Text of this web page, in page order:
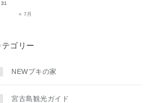
« 7月
31
テゴリー
NEWプキの家
宮古島観光ガイド